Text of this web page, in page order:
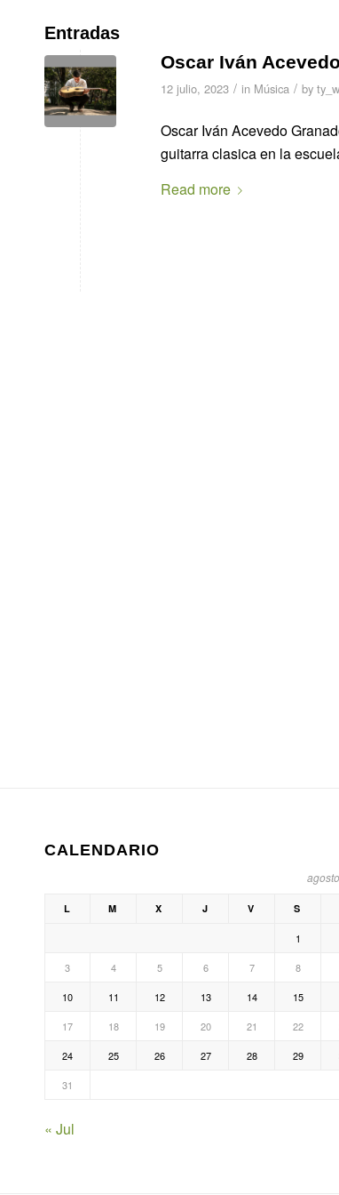
Entradas
Oscar Iván
12 julio, 2023 / in Música / by
Oscar Iván Acevedo
guitarra clasica en la
Read more
CALENDARIO
L M X J V S
1
3 4 5 6 7 8
10 11 12 13 14 15
17 18 19 20 21 22
24 25 26 27 28 29
31
« Jul